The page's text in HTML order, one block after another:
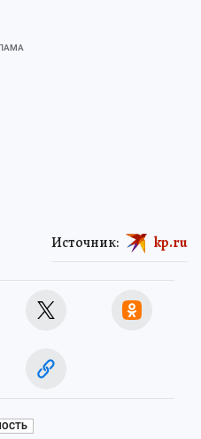
Источник: kp.ru